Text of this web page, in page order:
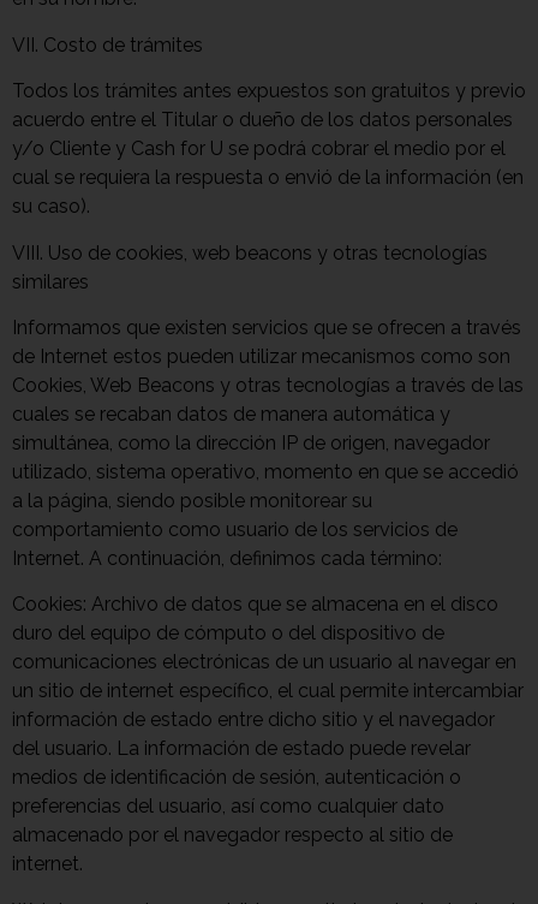
VII. Costo de trámites
Todos los trámites antes expuestos son gratuitos y previo
acuerdo entre el Titular o dueño de los datos personales
y/o Cliente y Cash for U se podrá cobrar el medio por el
cual se requiera la respuesta o envió de la información (en
su caso).
VIII. Uso de cookies, web beacons y otras tecnologías
similares
Informamos que existen servicios que se ofrecen a través
de Internet estos pueden utilizar mecanismos como son
Cookies, Web Beacons y otras tecnologías a través de las
cuales se recaban datos de manera automática y
simultánea, como la dirección IP de origen, navegador
utilizado, sistema operativo, momento en que se accedió
a la página, siendo posible monitorear su
comportamiento como usuario de los servicios de
Internet. A continuación, definimos cada término:
Cookies: Archivo de datos que se almacena en el disco
duro del equipo de cómputo o del dispositivo de
comunicaciones electrónicas de un usuario al navegar en
un sitio de internet específico, el cual permite intercambiar
información de estado entre dicho sitio y el navegador
del usuario. La información de estado puede revelar
medios de identificación de sesión, autenticación o
preferencias del usuario, así como cualquier dato
almacenado por el navegador respecto al sitio de
internet.